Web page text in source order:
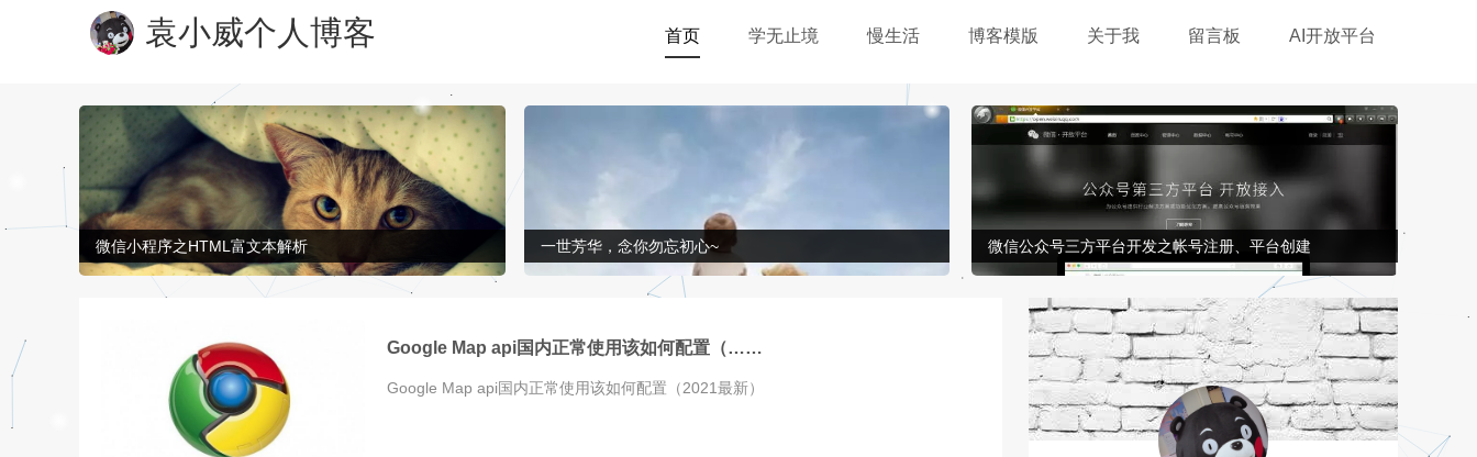
袁小威个人博客 首页 学无止境 慢生活 博客模版 关于我 留言板 AI开放平台
微信小程序之HTML富文本解析 一世芳华，念你勿忘初心~ 微信公众号三方平台开发之帐号注册、平台创建
Google Map api国内正常使用该如何配置（……
Google Map api国内正常使用该如何配置（2021最新）